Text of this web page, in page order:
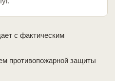
с фактическим
противопожарной защиты